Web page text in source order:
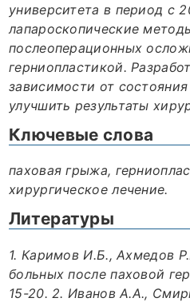
университета в период с
лапароскопические
послеоперационных
герниопластикой.
зависимости от
улучшить результаты
Ключевые слова
паховая грыжа,
хирургическое лечение.
Литературы
1. Каримов И.Б., Ахмедов
больных после паховой
15-20. 2. Иванов А.А.,